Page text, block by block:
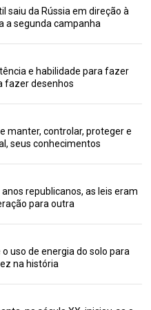
saiu da Rússia em direção à
a segunda campanha
e habilidade para fazer
fazer desenhos
manter, controlar, proteger e
seus conhecimentos
republicanos, as leis eram
para outra
uso de energia do solo para
na história